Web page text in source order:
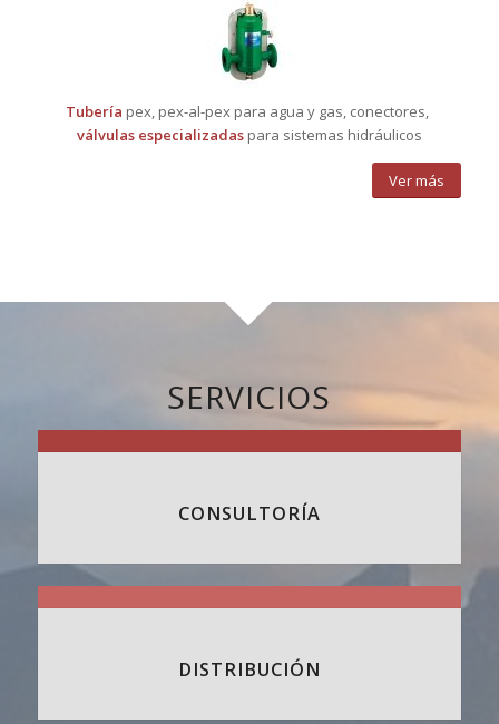
Tubería pex, pex-al-pex para agua y gas, conectores,
válvulas especializadaspara sistemas hidráulicos
Ver más
SERVICIOS
CONSULTORÍA
DISTRIBUCIÓN